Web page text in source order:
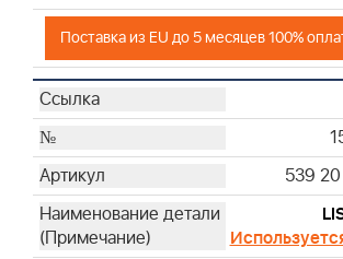
Поставка из EU до 5 месяцев 100%
539